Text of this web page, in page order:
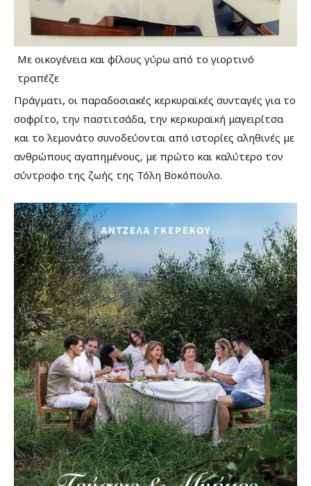
Με οικογένεια και φίλους γύρω από το γιορτινό
τραπέζε
Πράγματι, οι παραδοσιακές κερκυραϊκές συνταγές για το
σοφρίτο, την παστιτσάδα, την κερκυραϊκή μαγειρίτσα
και το λεμονάτο συνοδεύονται από ιστορίες αληθινές με
ανθρώπους αγαπημένους, με πρώτο και καλύτερο τον
σύντροφο της ζωής της Τόλη Βοκόπουλο.